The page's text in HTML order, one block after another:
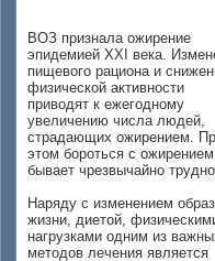
ВОЗ признала ожирение
эпидемией XXI века.
пищевого рациона и
физической активности
приводят к ежегодному
увеличению числа людей,
страдающих ожирением.
этом бороться с ожирением
бывает чрезвычайно
Наряду с изменением
жизни, диетой,
нагрузками одним из
методов лечения является